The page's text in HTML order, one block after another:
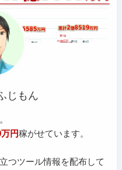
じもん
円稼がせています。
つツール情報を配布して